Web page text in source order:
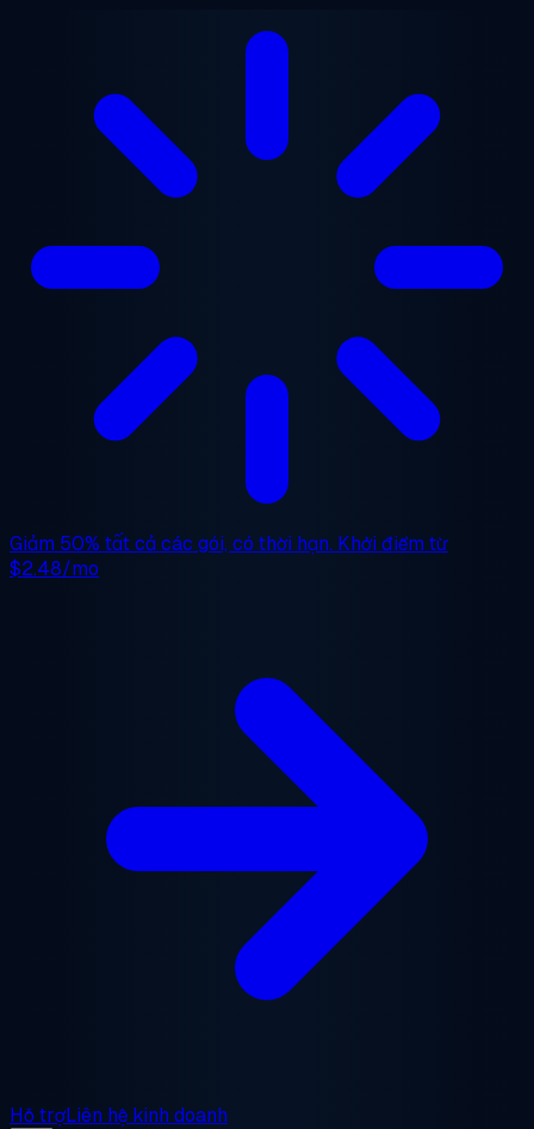
Giảm 50% tất cả các gói, có thời hạn. Khởi điểm từ
$2.48/mo
Hỗ trợLiên hệ kinh doanh